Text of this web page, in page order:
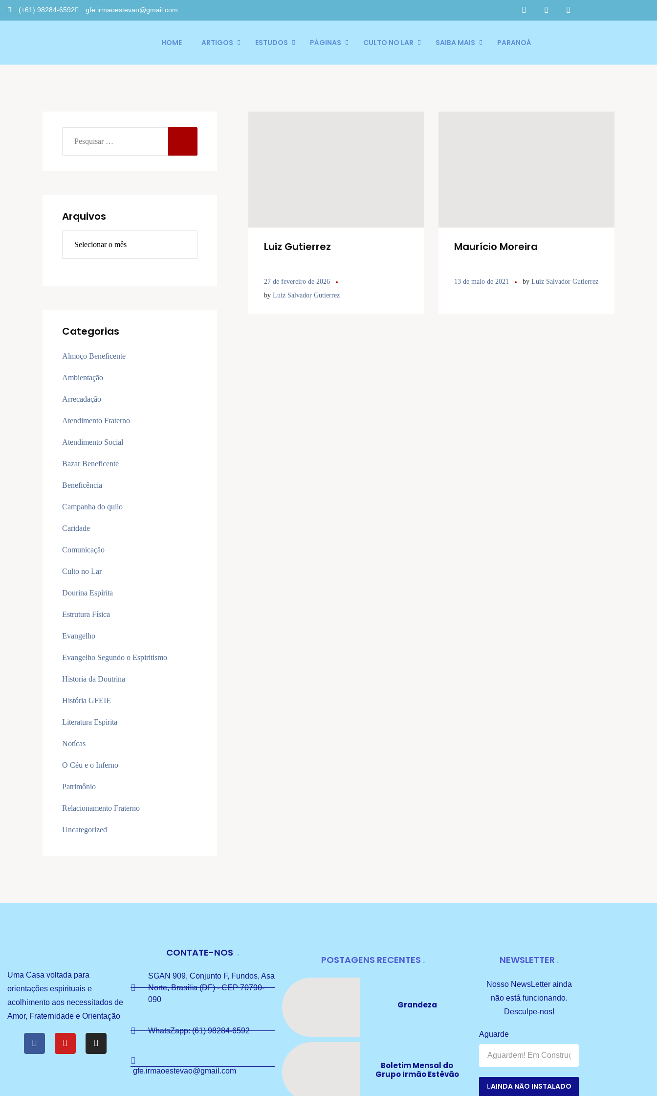
(+61) 98284-6592 gfe.irmaoestevao@gmail.com
HOME ARTIGOS ESTUDOS PÁGINAS CULTO NO LAR SAIBA MAIS PARANOÁ
Luiz Gutierrez
27 de fevereiro de 2026
by Luiz Salvador Gutierrez
Maurício Moreira
13 de maio de 2021 byLuiz Salvador Gutierrez
Arquivos
Categorias
Almoço Beneficente
Ambientação
Arrecadação
Atendimento Fraterno
Atendimento Social
Bazar Beneficente
Beneficência
Campanha do quilo
Caridade
Comunicação
Culto no Lar
Dourina Espírita
Estrutura Física
Evangelho
Evangelho Segundo o Espiritismo
Historia da Doutrina
História GFEIE
Literatura Espírita
Notícas
O Céu e o Inferno
Patrimônio
Relacionamento Fraterno
Uncategorized
Uma Casa voltada para
orientações espirituais e
acolhimento aos necessitados de
Amor, Fraternidade e Orientação
CONTATE-NOS
SGAN 909, Conjunto F, Fundos, Asa
Norte, Brasília (DF) - CEP 70790-
090
WhatsZapp: (61) 98284-6592
gfe.irmaoestevao@gmail.com
POSTAGENS RECENTES
Grandeza
Boletim Mensal do
Grupo Irmão Estêvão
NEWSLETTER
Nosso NewsLetter ainda
não está funcionando.
Desculpe-nos!
Aguarde
AINDA NÃO INSTALADO